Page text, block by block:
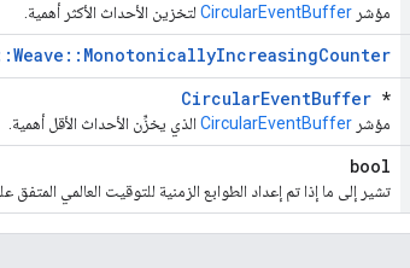
مؤشر CircularEventBuffer لتخزين الأحداث الأكثر أهمية.
CircularEventBuffer *
مؤشر CircularEventBuffer الذي يخزِّن الأحداث الأقل أهمية.
bool
تشير إلى ما إذا تم إعداد الطوابع الزمنية للتوقيت العالمي